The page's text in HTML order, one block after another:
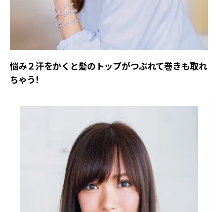
悩み２汗をかくと髪のトップがつぶれて巻きも取れ
ちゃう！